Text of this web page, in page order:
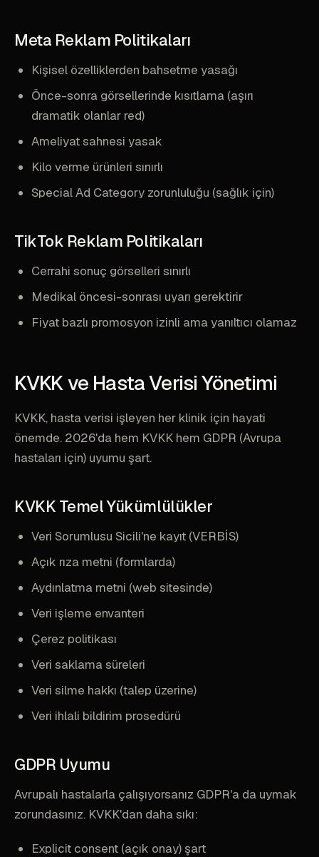
Meta Reklam Politikaları
Kişisel özelliklerden bahsetme yasağı
Önce-sonra görsellerinde kısıtlama (aşırı
dramatik olanlar red)
Ameliyat sahnesi yasak
Kilo verme ürünleri sınırlı
Special Ad Category zorunluluğu (sağlık için)
TikTok Reklam Politikaları
Cerrahi sonuç görselleri sınırlı
Medikal öncesi-sonrası uyarı gerektirir
Fiyat bazlı promosyon izinli ama yanıltıcı olamaz
KVKK ve Hasta Verisi Yönetimi
KVKK, hasta verisi işleyen her klinik için hayati
önemde. 2026'da hem KVKK hem GDPR (Avrupa
hastaları için) uyumu şart.
KVKK Temel Yükümlülükler
Veri Sorumlusu Sicili'ne kayıt (VERBİS)
Açık rıza metni (formlarda)
Aydınlatma metni (web sitesinde)
Veri işleme envanteri
Çerez politikası
Veri saklama süreleri
Veri silme hakkı (talep üzerine)
Veri ihlali bildirim prosedürü
GDPR Uyumu
Avrupalı hastalarla çalışıyorsanız GDPR'a da uymak
zorundasınız. KVKK'dan daha sıkı:
Explicit consent (açık onay) şart